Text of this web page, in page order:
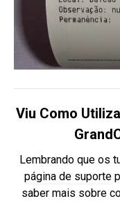
Viu Como
Lembrando que os
página de suporte
saber mais sobre